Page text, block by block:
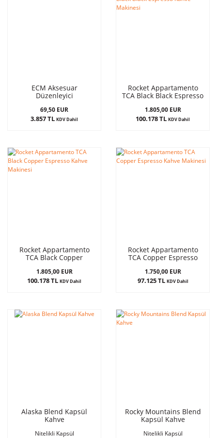
ECM Aksesuar
Düzenleyici
69,50 EUR
3.857 TL KDV Dahil
Rocket Appartamento
TCA Black Black Espresso
1.805,00 EUR
100.178 TL KDV Dahil
Rocket Appartamento
TCA Black Copper
1.805,00 EUR
100.178 TL KDV Dahil
Rocket Appartamento
TCA Copper Espresso
1.750,00 EUR
97.125 TL KDV Dahil
Alaska Blend Kapsül
Kahve
Nitelikli Kapsül
Rocky Mountains Blend
Kapsül Kahve
Nitelikli Kapsül